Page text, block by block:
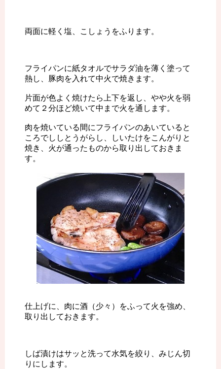
両面に軽く塩、こしょうをふります。
フライパンに紙タオルでサラダ油を薄く塗って
熱し、豚肉を入れて中火で焼きます。
片面が色よく焼けたら上下を返し、やや火を弱
めて２分ほど焼いて中まで火を通します。
肉を焼いている間にフライパンのあいていると
ころでししとうがらし、しいたけをこんがりと
焼き、火が通ったものから取り出しておきま
す。
仕上げに、肉に酒（少々）をふって火を強め、
取り出しておきます。
しば漬けはサッと洗って水気を絞り、みじん切
りにします。